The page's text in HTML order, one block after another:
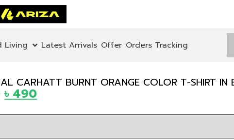
Living Latest Arrivals Offer Orders Tracking
CARHATT BURNT ORANGE COLOR T-SHIRT IN
৳ 490